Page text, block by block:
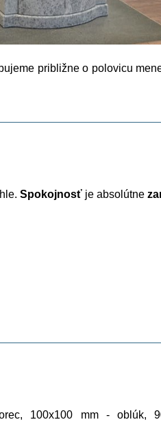
približne o polovicu
Spokojnosťje absolútne
100x100 mm - oblúk,